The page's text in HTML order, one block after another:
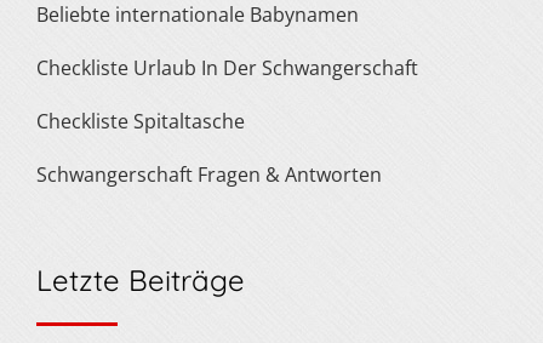
Beliebte internationale Babynamen
Checkliste Urlaub In Der Schwangerschaft
Checkliste Spitaltasche
Schwangerschaft Fragen & Antworten
Letzte Beiträge